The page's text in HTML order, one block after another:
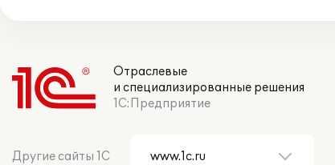
Отраслевые
и специализированные решения
1С:Предприятие
Другие сайты 1С